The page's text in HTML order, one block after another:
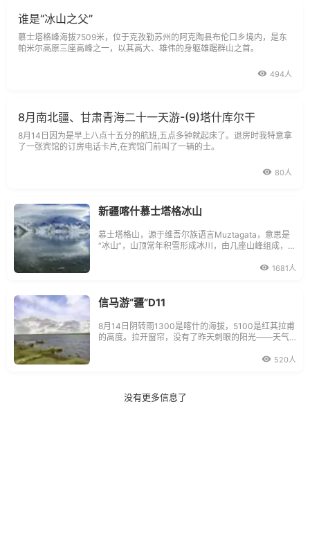
谁是“冰山之父”
慕士塔格峰海拔7509米，位于克孜勒苏州的阿克陶县布伦口乡境内，是东
帕米尔高原三座高峰之一，以其高大、雄伟的身躯雄踞群山之首。
494人
8月南北疆、甘肃青海二十一天游-(9)塔什库尔干
8月14日因为是早上八点十五分的航班,五点多钟就起床了。退房时我特意拿
了一张宾馆的订房电话卡片,在宾馆门前叫了一辆的士。
80人
新疆喀什慕士塔格冰山
慕士塔格山，源于维吾尔族语言Muztagata，意思是
“冰山”，山顶常年积雪形成冰川，由几座山峰组成，海
克陶县与塔什库尔干的交界线上，是东帕米尔高原三
1681人
信马游“疆”D11
8月14日阴转雨1300是喀什的海拔，5100是红其拉甫
的高度。拉开窗帘，没有了昨天刺眼的阳光——天气
520人
没有更多信息了